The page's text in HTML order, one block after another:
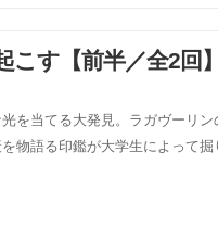
す【前半／全2回】
を当てる大発見。ラガヴーリ
物語る印鑑が大学生によって掘